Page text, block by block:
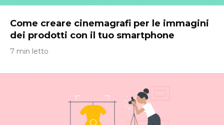
Come creare cinemagrafi per le immagini
dei prodotti con il tuo smartphone
7 min letto